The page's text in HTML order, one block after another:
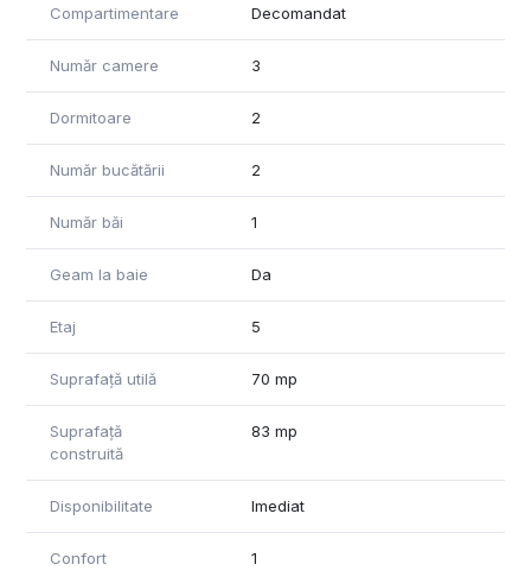
Pentru mai multe detalii si pentru stabilirea unei vizionari, nu
ezitați sa ne contactați.
Compartimentare Decomandat
Număr camere 3
Dormitoare 2
Număr bucătării 2
Număr băi 1
Geam la baie Da
Etaj 5
Suprafață utilă 70 mp
Suprafață
construită
83 mp
Disponibilitate Imediat
Confort 1